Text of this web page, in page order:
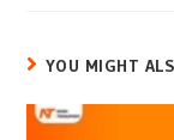
YOU MIGHT